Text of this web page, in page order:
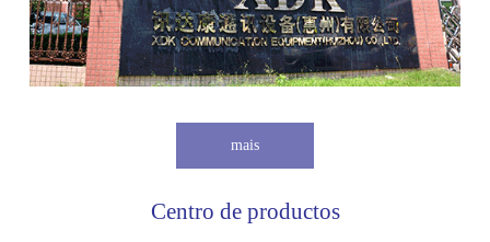
mais
Centro de productos